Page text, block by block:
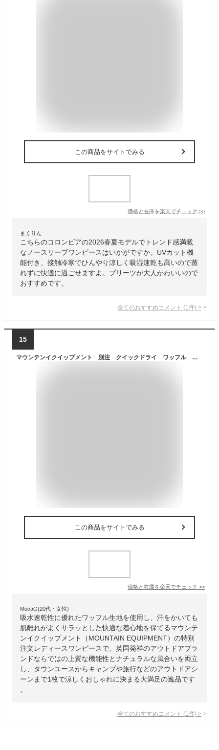
この商品をサイトでみる
価格と在庫を楽天でチェック >>
まくりん
こちらのコロンビアの2026春夏モデルでトレンド感満載
なノースリーブワンピースはいかがですか。UVカット機
能付き、接触冷寒でひんやり涼しく吸湿速乾も高いので蒸
れずに快適に過ごせますよ。プリーツが大人かわいいので
おすすめです。
全てのおすすめコメント (1 件) >
15
マウンテンイクイップメント 別注 クイックドライ ワッフル ワンピース mountain equipment レディス 女性用 英国 アウトドア
この商品をサイトでみる
価格と在庫を楽天でチェック >>
MocaG(20代・女性)
吸水速乾性に優れたワッフル生地を使用し、汗をかいても
肌離れがよくサラッとした快適な着心地を保てるマウンテ
ンイクイップメント（MOUNTAIN EQUIPMENT）の特別
注文レディースワンピースで、英国発祥のアウトドアブラ
ンドならではの上質な機能性とナチュラルな風合いを両立
し、タウンユースからキャンプや旅行などのアウトドアシ
ーンまで1枚で涼しくおしゃれに決まる大満足の逸品です
。
全てのおすすめコメント (1 件) >